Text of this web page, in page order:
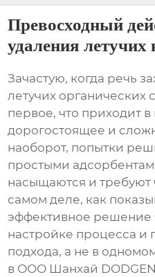
Превосходный
удаления летучих
Зачастую, когда речь
летучих
первое, что приходит в
дорогостоящее и
наоборот, попытки
простыми
насыщаются и требуют
самом деле, как
эффективное решение
настройке процесса и
подхода, а не в
в ООО Шанхай